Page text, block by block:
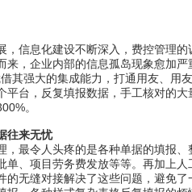
信息化建设不断深入，费控管理的
来，企业内部的信息孤岛现象愈加
其强大的集成能力，打通用友、用
平台，反复填报数据，手工核对的
。
来无忧
最令人头疼的是各种单据的填报、
单、项目劳务费发放等等。再加上
的无缝对接解决了这些问题，避免